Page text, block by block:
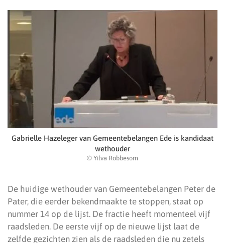
Gabrielle Hazeleger van Gemeentebelangen Ede is kandidaat
wethouder
© Yilva Robbesom
De huidige wethouder van Gemeentebelangen Peter de
Pater, die eerder bekendmaakte te stoppen, staat op
nummer 14 op de lijst. De fractie heeft momenteel vijf
raadsleden. De eerste vijf op de nieuwe lijst laat de
zelfde gezichten zien als de raadsleden die nu zetels